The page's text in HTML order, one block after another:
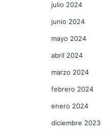
julio 2024
junio 2024
mayo 2024
abril 2024
marzo 2024
febrero 2024
enero 2024
diciembre 2023